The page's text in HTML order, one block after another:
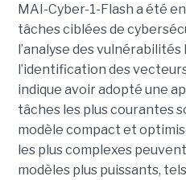
MAI-Cyber-1-Flash a été
tâches ciblées de
l’analyse des
l’identification des
indique avoir adopté une
tâches les plus courantes
modèle compact et
les plus complexes
modèles plus puissants,